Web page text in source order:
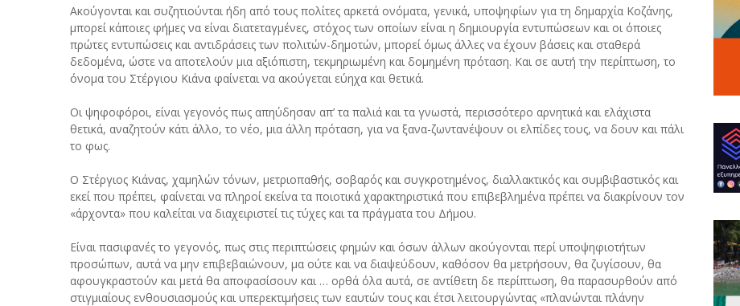
Ακούγονται και συζητιούνται ήδη από τους πολίτες αρκετά ονόματα, γενικά, υποψηφίων για τη δημαρχία Κοζάνης,
μπορεί κάποιες φήμες να είναι διατεταγμένες, στόχος των οποίων είναι η δημιουργία εντυπώσεων και οι όποιες
πρώτες εντυπώσεις και αντιδράσεις των πολιτών-δημοτών, μπορεί όμως άλλες να έχουν βάσεις και σταθερά
δεδομένα, ώστε να αποτελούν μια αξιόπιστη, τεκμηριωμένη και δομημένη πρόταση. Και σε αυτή την περίπτωση, το
όνομα του Στέργιου Κιάνα φαίνεται να ακούγεται εύηχα και θετικά.
Οι ψηφοφόροι, είναι γεγονός πως απηύδησαν απ’ τα παλιά και τα γνωστά, περισσότερο αρνητικά και ελάχιστα
θετικά, αναζητούν κάτι άλλο, το νέο, μια άλλη πρόταση, για να ξανα-ζωντανέψουν οι ελπίδες τους, να δουν και πάλι
το φως.
Ο Στέργιος Κιάνας, χαμηλών τόνων, μετριοπαθής, σοβαρός και συγκροτημένος, διαλλακτικός και συμβιβαστικός και
εκεί που πρέπει, φαίνεται να πληροί εκείνα τα ποιοτικά χαρακτηριστικά που επιβεβλημένα πρέπει να διακρίνουν τον
«άρχοντα» που καλείται να διαχειριστεί τις τύχες και τα πράγματα του Δήμου.
Είναι πασιφανές το γεγονός, πως στις περιπτώσεις φημών και όσων άλλων ακούγονται περί υποψηφιοτήτων
προσώπων, αυτά να μην επιβεβαιώνουν, μα ούτε και να διαψεύδουν, καθόσον θα μετρήσουν, θα ζυγίσουν, θα
αφουγκραστούν και μετά θα αποφασίσουν και … ορθά όλα αυτά, σε αντίθετη δε περίπτωση, θα παρασυρθούν από
στιγμιαίους ενθουσιασμούς και υπερεκτιμήσεις των εαυτών τους και έτσι λειτουργώντας «πλανώνται πλάνην